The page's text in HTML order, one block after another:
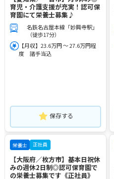
育児・介護支援が充実！認可保
育園にて栄養士募集♪
名鉄名古屋本線「妙興寺駅」
（徒歩17分）
【月収】23.6万円 ～ 27.6万円程
度 諸手当込
保存する
栄養士 正社員
【大阪府／枚方市】基本日祝休
みの週休2日制◎認可保育園で
の栄養士募集です《正社員》